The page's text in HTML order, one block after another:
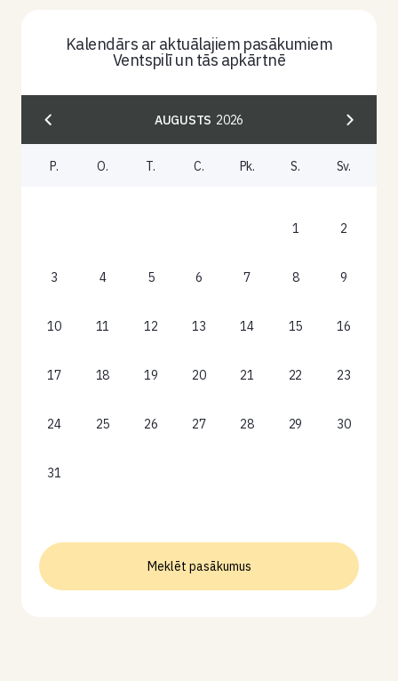
Kalendārs ar aktuālajiem pasākumiem
Ventspilī un tās apkārtnē
AUGUSTS 2026
P. O. T. C. Pk. S. Sv.
1 2
3 4 5 6 7 8 9
10 11 12 13 14 15 16
17 18 19 20 21 22 23
24 25 26 27 28 29 30
31
Meklēt pasākumus